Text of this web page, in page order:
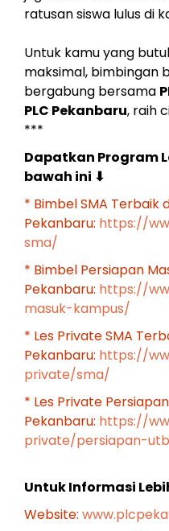
ratusan siswa lulus di
Untuk kamu yang
maksimal, bimbingan
bergabung bersama
PLC Pekanbaru, raih
***
Dapatkan Program
bawah ini ⬇
* Bimbel SMA Terbaik
Pekanbaru: https://
sma/
* Bimbel Persiapan
Pekanbaru: https://
masuk-kampus/
* Les Private SMA
Pekanbaru: https://
private/sma/
* Les Private
Pekanbaru: https://
private/persiapan-
Untuk Informasi
Website: